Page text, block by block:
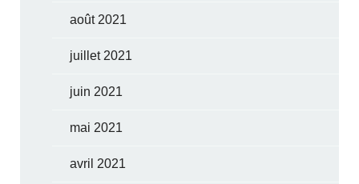
août 2021
juillet 2021
juin 2021
mai 2021
avril 2021